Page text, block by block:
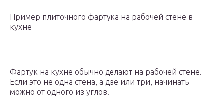
Пример плиточного фартука на рабочей стене в
кухне
Фартук на кухне обычно делают на рабочей стене.
Если это не одна стена, а две или три, начинать
можно от одного из углов.